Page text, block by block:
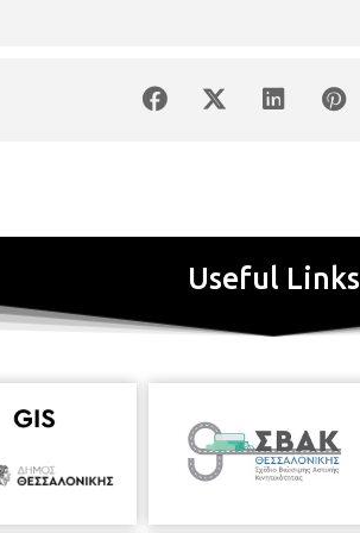
Useful Links